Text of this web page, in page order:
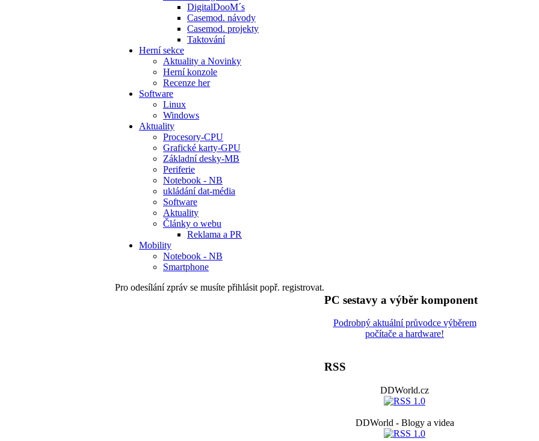
DigitalDooM´s
Casemod. návody
Casemod. projekty
Taktování
Herní sekce
Aktuality a Novinky
Herní konzole
Recenze her
Software
Linux
Windows
Aktuality
Procesory-CPU
Grafické karty-GPU
Základní desky-MB
Periferie
Notebook - NB
ukládání dat-média
Software
Aktuality
Články o webu
Reklama a PR
Mobility
Notebook - NB
Smartphone
Pro odesílání zpráv se musíte přihlásit popř. registrovat.
PC sestavy a výběr komponent
Podrobný aktuální průvodce výběrem
počítače a hardware!
RSS
DDWorld.cz
DDWorld - Blogy a videa